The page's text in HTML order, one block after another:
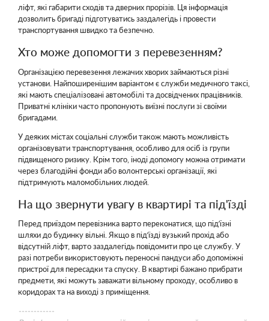
ліфт, які габарити сходів та дверних прорізів. Ця інформація
дозволить бригаді підготуватись заздалегідь і провести
транспортування швидко та безпечно.
Хто може допомогти з перевезенням?
Організацією перевезення лежачих хворих займаються різні
установи. Найпоширенішим варіантом є служби медичного таксі,
які мають спеціалізовані автомобілі та досвідчених працівників.
Приватні клініки часто пропонують виїзні послуги зі своїми
бригадами.
У деяких містах соціальні служби також мають можливість
організовувати транспортування, особливо для осіб із групи
підвищеного ризику. Крім того, іноді допомогу можна отримати
через благодійні фонди або волонтерські організації, які
підтримують маломобільних людей.
На що звернути увагу в квартирі та під'їзді
Перед приїздом перевізника варто переконатися, що під’їзні
шляхи до будинку вільні. Якщо в під’їзді вузький прохід або
відсутній ліфт, варто заздалегідь повідомити про це службу. У
разі потреби використовують переносні пандуси або допоміжні
пристрої для пересадки та спуску. В квартирі бажано прибрати
предмети, які можуть заважати вільному проходу, особливо в
коридорах та на виході з приміщення.
------------